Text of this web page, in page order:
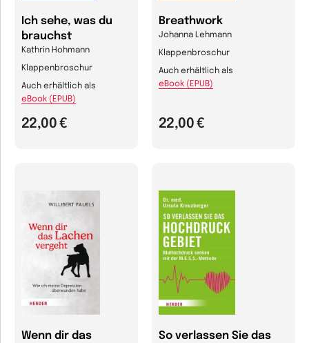
Ich sehe, was du
brauchst
Kathrin Hohmann
Klappenbroschur
22,00 €
Auch erhältlich als
eBook (EPUB)
Breathwork
Johanna Lehmann
Klappenbroschur
22,00 €
Auch erhältlich als
eBook (EPUB)
Wenn dir das
So verlassen Sie das